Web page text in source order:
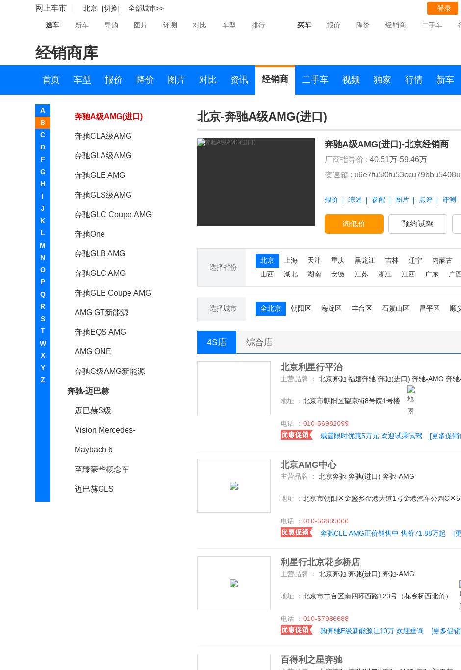
网上车市 北京 [切换] 全部城市>> 登录
选车 新车 导购 图片 评测 对比 车型 排行 买车 报价 降价 经销商 二手车
经销商库
首页 车型 报价 降价 图片 对比 资讯 经销商 二手车 视频 独家 行情 新车
A
B
C
D
F
G
H
I
J
K
L
M
N
O
P
Q
R
S
T
W
X
Y
Z
奔驰C级AMG
奔驰G级AMG
奔驰S级AMG
奔驰A级AMG(进口)
奔驰CLA级AMG
奔驰GLA级AMG
奔驰GLE AMG
奔驰GLS级AMG
奔驰GLC Coupe AMG
奔驰One
奔驰GLB AMG
奔驰GLC AMG
奔驰GLE Coupe AMG
AMG GT新能源
奔驰EQS AMG
AMG ONE
奔驰C级AMG新能源
奔驰-迈巴赫
迈巴赫S级
Vision Mercedes-
Maybach 6
至臻豪华概念车
迈巴赫GLS
北京-奔驰A级AMG(进口)
奔驰A级AMG(进口)-北京经销商
厂商指导价 : 40.51万-59.46万
变速箱 :
报价 综述 参配 图片 点评 评测
询低价 预约试驾
选择省份
北京 上海 天津 重庆 黑龙江 吉林 辽宁 内蒙古
山西
湖北 湖南 安徽 江苏 浙江 江西 广东 广
选择城市 全北京 朝阳区 海淀区 丰台区 石景山区 昌平区 顺
4S店 综合店
北京利星行平治
主营品牌 ： 北京奔驰 福建奔驰 奔驰(进口) 奔驰-AMG 奔
地址 ： 北京市朝阳区望京街8号院1号楼
电话 ： 010-56982099
威霆限时优惠5万元 欢迎试乘试驾
[更多促销
北京AMG中心
主营品牌 ： 北京奔驰 奔驰(进口) 奔驰-AMG
地址 ： 北京市朝阳区金盏乡金港大道1号金港汽车公园C区
电话 ： 010-56835666
奔驰CLE AMG正价销售中 售价71.88万起
[
利星行北京花乡桥店
主营品牌 ： 北京奔驰 奔驰(进口) 奔驰-AMG
地址 ： 北京市丰台区南四环西路123号（花乡桥西北角）
电话 ： 010-57986688
购奔驰E级新能源让10万 欢迎垂询
[更多促
百得利之星奔驰